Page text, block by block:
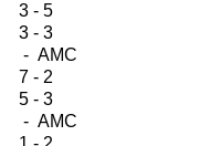
3 - 5
3 - 3
- AMC
7 - 2
5 - 3
- AMC